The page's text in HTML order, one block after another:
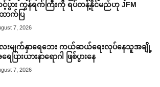
ပွား ကွန်ရက်ကြီးကို ရပ်တန့်နိုင်မည်ဟု JFM
ာက်ပြ
7, 2026
းမျက်နှာရေဘေး ကယ်ဆယ်ရေးလုပ်နေသူအချို့
ေပြားယားနာရောဂါ ဖြစ်ပွားနေ
7, 2026